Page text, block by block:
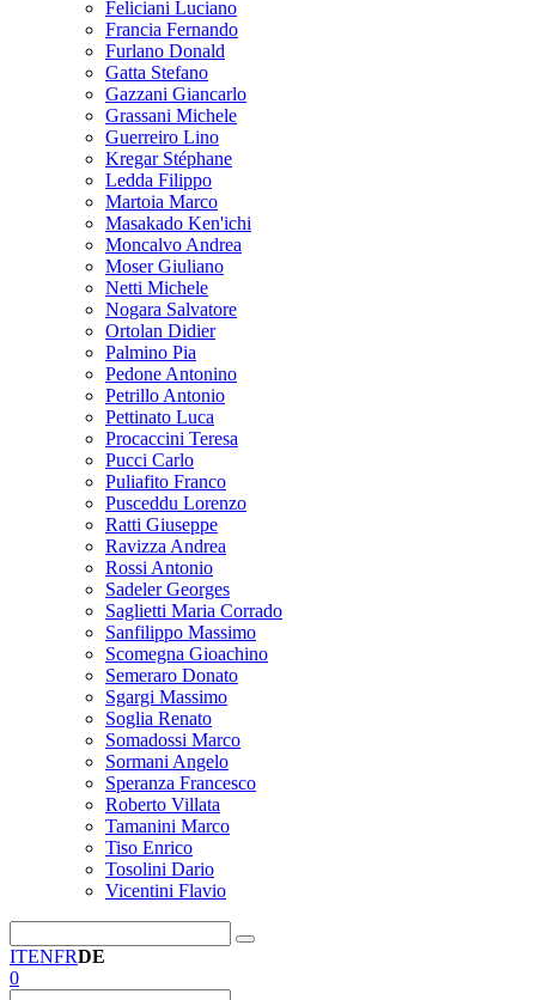
Feliciani Luciano
Francia Fernando
Furlano Donald
Gatta Stefano
Gazzani Giancarlo
Grassani Michele
Guerreiro Lino
Kregar Stéphane
Ledda Filippo
Martoia Marco
Masakado Ken'ichi
Moncalvo Andrea
Moser Giuliano
Netti Michele
Nogara Salvatore
Ortolan Didier
Palmino Pia
Pedone Antonino
Petrillo Antonio
Pettinato Luca
Procaccini Teresa
Pucci Carlo
Puliafito Franco
Pusceddu Lorenzo
Ratti Giuseppe
Ravizza Andrea
Rossi Antonio
Sadeler Georges
Saglietti Maria Corrado
Sanfilippo Massimo
Scomegna Gioachino
Semeraro Donato
Sgargi Massimo
Soglia Renato
Somadossi Marco
Sormani Angelo
Speranza Francesco
Roberto Villata
Tamanini Marco
Tiso Enrico
Tosolini Dario
Vicentini Flavio
ITENFRDE
0